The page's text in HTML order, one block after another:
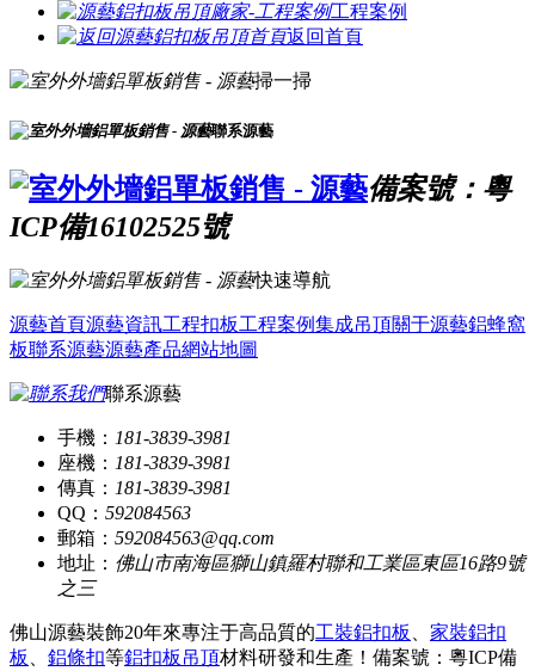
工程案例
返回首頁
掃一掃
聯系源藝
備案號：粵
ICP備16102525號
快速導航
源藝首頁源藝資訊工程扣板工程案例集成吊頂關于源藝鋁蜂窩
板聯系源藝源藝產品網站地圖
聯系源藝
手機： 181-3839-3981
座機： 181-3839-3981
傳真： 181-3839-3981
QQ： 592084563
郵箱： 592084563@qq.com
地址： 佛山市南海區獅山鎮羅村聯和工業區東區16路9號
之三
佛山源藝裝飾20年來專注于高品質的工裝鋁扣板 、 家裝鋁扣
板 、 鋁條扣等鋁扣板吊頂材料研發和生產！ 備案號：粵ICP備